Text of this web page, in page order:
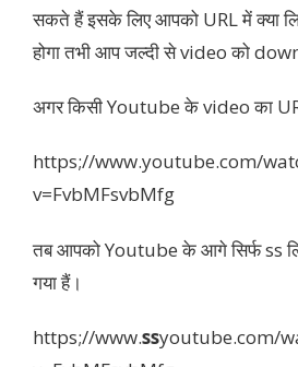
सकते हैं इसके लिए आपको URL में क्या
होगा तभी आप जल्दी से video को
अगर किसी Youtube के video का
https;//www.youtube.com/
v=FvbMFsvbMfg
तब आपको Youtube के आगे सिर्फ ss
गया हैं।
https;//www.ssyoutube.com/